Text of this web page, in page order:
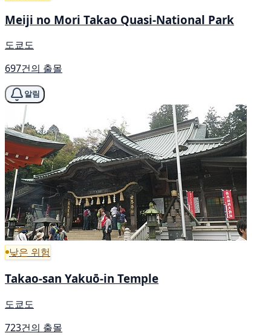
Meiji no Mori Takao Quasi-National Park
도쿄도
697건의 출몰
알림
낮은 위험
Takao-san Yakuō-in Temple
도쿄도
723건의 출몰